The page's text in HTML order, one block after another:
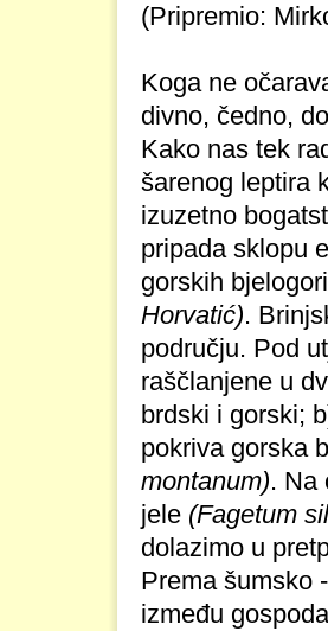
(Pripremio:
Koga ne
divno, čedno,
Kako nas tek
šarenog leptira
izuzetno
pripada sklopu
gorskih
Horvatić).
području. Pod
raščlanjene u
brdski i gorski;
pokriva gorska
montanum). Na
jele (Fagetum
dolazimo u
Prema šumsko
između